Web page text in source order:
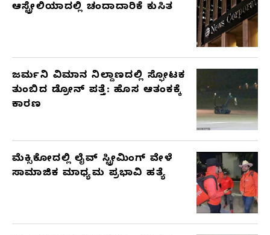
ಆಸ್ಟ್ರೇಲಿಯಾದಲ್ಲಿ ಚಂದಾದಾರಿಕೆ ಕುಸಿತ
ಜರ್ಮನಿ ವಿಮಾನ ನಿಲ್ದಾಣದಲ್ಲಿ ಸ್ಫೋಟಕ
ತುಂಬಿದ ಡ್ರೋನ್ ಪತ್ತೆ: ಹೊಸ ಆತಂಕಕ್ಕೆ
ಕಾರಣ
ಮೆಕ್ಸಿಕೋದಲ್ಲಿ ಲೈವ್ ಸ್ಟ್ರೀಮಿಂಗ್ ವೇಳೆ
ಸಾಮಾಜಿಕ ಮಾಧ್ಯಮ ಪ್ರಭಾವಿ ಹತ್ಯೆ